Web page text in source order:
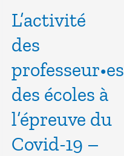
L’activité
des
professeur•es
des écoles à
l’épreuve du
Covid-19 –